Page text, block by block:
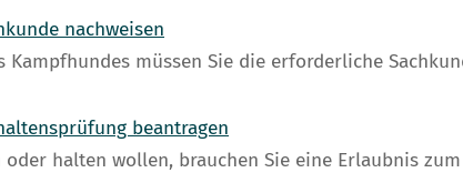
nachweisen
müssen Sie die erforderliche
beantragen
halten wollen, brauchen Sie eine Erlaubnis